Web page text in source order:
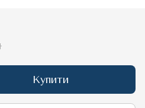
Купити